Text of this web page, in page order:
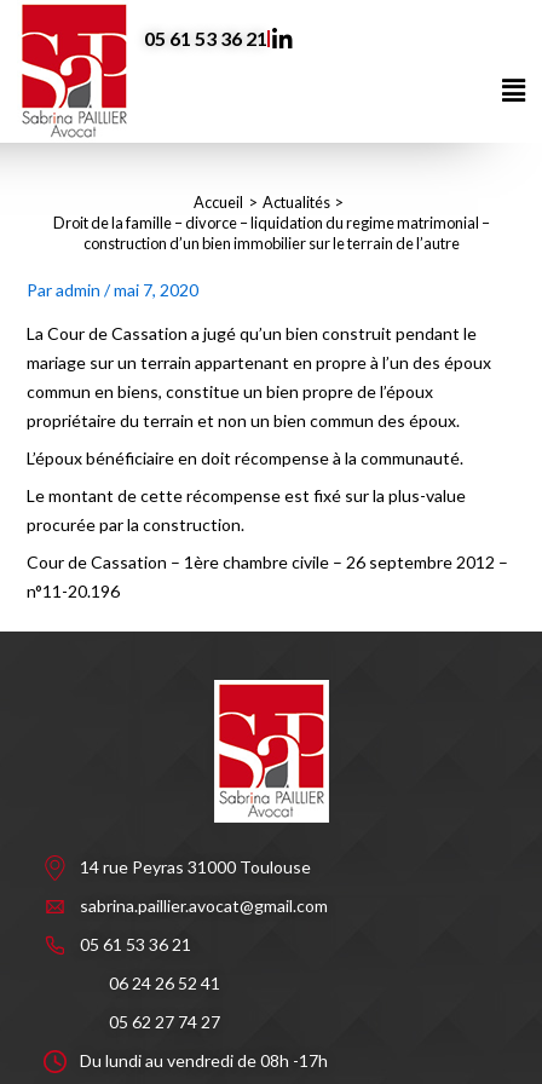
contenu
05 61 53 36 21
Accueil
Actualités
Droit de la famille – divorce – liquidation du regime matrimonial –
construction d’un bien immobilier sur le terrain de l’autre
Paradmin /mai 7, 2020
La Cour de Cassation a jugé qu’un bien construit pendant le
mariage sur un terrain appartenant en propre à l’un des époux
commun en biens, constitue un bien propre de l’époux
propriétaire du terrain et non un bien commun des époux.
L’époux bénéficiaire en doit récompense à la communauté.
Le montant de cette récompense est fixé sur la plus-value
procurée par la construction.
Cour de Cassation – 1ère chambre civile – 26 septembre 2012 –
n°11-20.196
14 rue Peyras 31000 Toulouse
sabrina.paillier.avocat@gmail.com
05 61 53 36 21
06 24 26 52 41
05 62 27 74 27
Du lundi au vendredi de 08h -17h